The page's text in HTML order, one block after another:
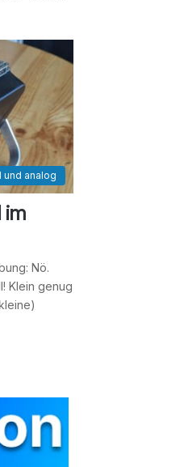
und analog
im
Nö.
Klein genug